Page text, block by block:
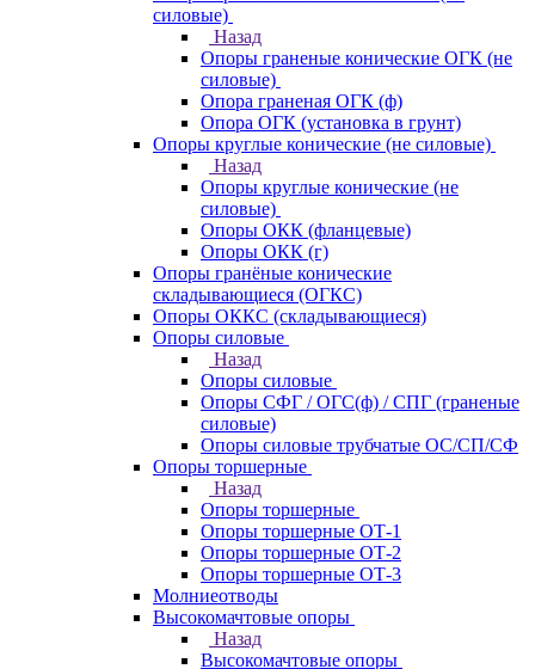
силовые)
Назад
Опоры граненые конические ОГК (не
силовые)
Опора граненая ОГК (ф)
Опора ОГК (установка в грунт)
Опоры круглые конические (не силовые)
Назад
Опоры круглые конические (не
силовые)
Опоры ОКК (фланцевые)
Опоры ОКК (г)
Опоры гранёные конические
складывающиеся (ОГКС)
Опоры ОККС (складывающиеся)
Опоры силовые
Назад
Опоры силовые
Опоры СФГ / ОГС(ф) / СПГ (граненые
силовые)
Опоры силовые трубчатые ОС/СП/СФ
Опоры торшерные
Назад
Опоры торшерные
Опоры торшерные ОТ-1
Опоры торшерные ОТ-2
Опоры торшерные ОТ-3
Молниеотводы
Высокомачтовые опоры
Назад
Высокомачтовые опоры